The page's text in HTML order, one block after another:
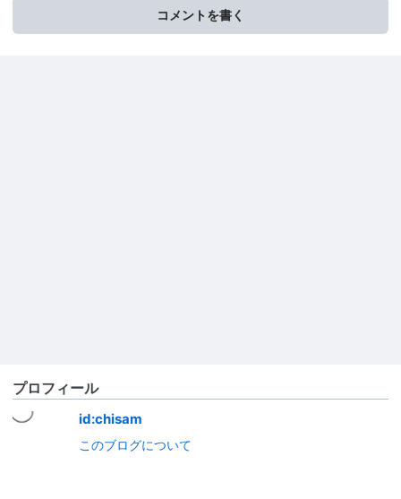
コメントを書く
プロフィール
id:chisam
このブログについて